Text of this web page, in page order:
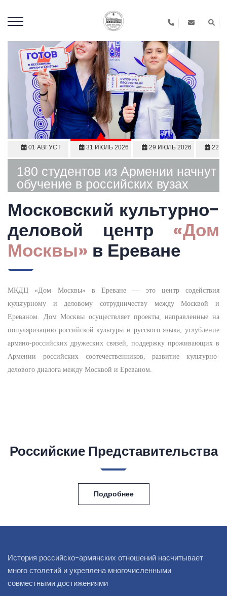
01 АВГУСТ
2026
31 ИЮЛЬ 2026 29 ИЮЛЬ 2026 22
180 студентов из Армении начнут
обучение в российских вузах
Московский культурно-
деловой центр
«Дом
Москвы» в Ереване
МКДЦ «Дом Москвы» в Ереване — это центр содействия
культурному и деловому сотрудничеству между Москвой и
Ереваном. Дом Москвы осуществляет проекты, направленные на
популяризацию российской культуры и русского языка, углубление
армяно-российских дружеских связей, поддержку проживающих в
Армении российских соотечественников, развитие культурно-
делового диалога между Москвой и Ереваном.
Российские Представительства
Подробнее
История российско-армянских отношений насчитывает
много столетий и укреплена многочисленными
совместными достижениями